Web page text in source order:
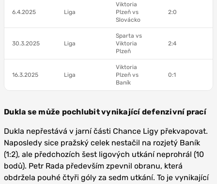
6.4.2025 Liga
Viktoria
Plzeň vs
Slovácko
2:0
30.3.2025 Liga
Sparta vs
Viktoria
Plzeň
2:4
16.3.2025 Liga
Viktoria
Plzeň vs
Baník
0:1
Dukla se může pochlubit vynikající defenzivní prací
Dukla nepřestává v jarní části Chance Ligy překvapovat.
Naposledy sice pražský celek nestačil na rozjetý Baník
(1:2), ale předchozích šest ligových utkání neprohrál (10
bodů). Petr Rada především zpevnil obranu, která
obdržela pouhé čtyři góly za sedm utkání. To je vynikající